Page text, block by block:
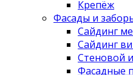
Крепёж
Фасады и
Сайдинг
Сайдинг
Стеновой
Фасадные